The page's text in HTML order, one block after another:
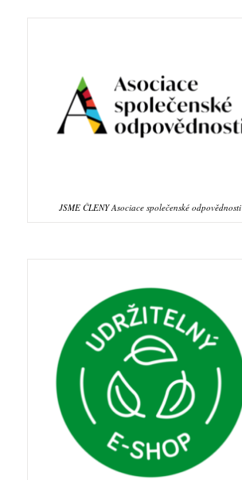
JSME ČLENY Asociace společenské odpovědnosti